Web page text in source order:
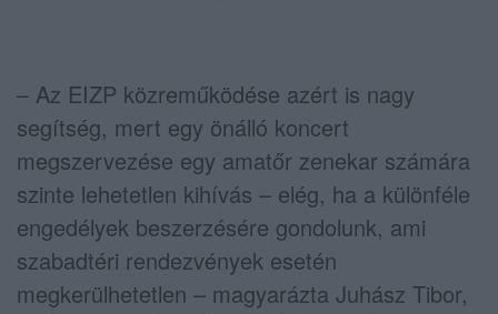
– Az EIZP közreműködése azért is nagy
segítség, mert egy önálló koncert
megszervezése egy amatőr zenekar számára
szinte lehetetlen kihívás – elég, ha a különféle
engedélyek beszerzésére gondolunk, ami
szabadtéri rendezvények esetén
megkerülhetetlen – magyarázta Juhász Tibor,